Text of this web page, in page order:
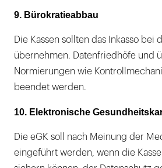
9. Bürokratieabbau
Die Kassen sollten das Inkasso bei
übernehmen. Datenfriedhöfe und
Normierungen wie
beendet werden.
10. Elektronische
Die eGK soll nach Meinung der
eingeführt werden, wenn die